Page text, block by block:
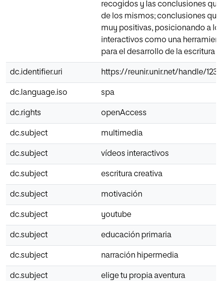
recogidos y las conclusiones
de los mismos; conclusiones
muy positivas, posicionando a
interactivos como una
para el desarrollo de la escritura
dc.identifier.uri https://reunir.unir.net/handle/
dc.language.iso spa
dc.rights openAccess
dc.subject multimedia
dc.subject vídeos interactivos
dc.subject escritura creativa
dc.subject motivación
dc.subject youtube
dc.subject educación primaria
dc.subject narración hipermedia
dc.subject elige tu propia aventura